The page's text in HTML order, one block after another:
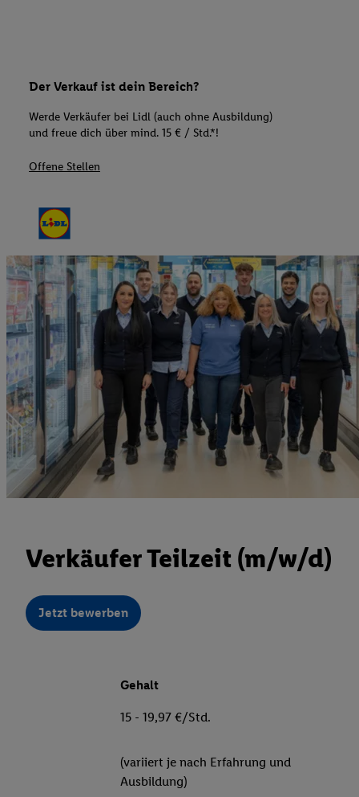
Der Verkauf ist dein Bereich?
Werde Verkäufer bei Lidl (auch ohne Ausbildung)
und freue dich über mind. 15 € / Std.*!
Offene Stellen
Verkäufer Teilzeit (m/w/d)
Jetzt bewerben
Gehalt
15 - 19,97 €/Std.
(variiert je nach Erfahrung und
Ausbildung)